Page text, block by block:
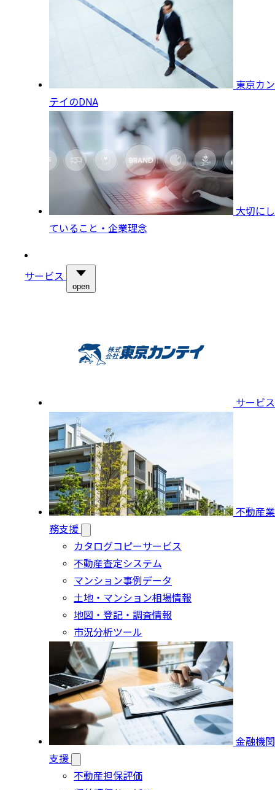
東京カン
テイのDNA
大切にし
ていること・企業理念
サービス
open
サービス
不動産業
務支援
カタログコピーサービス
不動産査定システム
マンション事例データ
土地・マンション相場情報
地図・登記・調査情報
市況分析ツール
金融機関
支援
不動産担保評価